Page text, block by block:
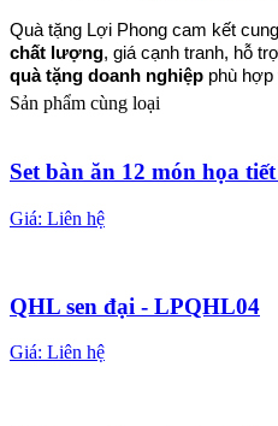
Quà tặng Lợi Phong cam kết
chất lượng
quà tặng doanh nghiệp phù
Sản phẩm cùng loại
Set bàn ăn 12 món họa
Giá: Liên hệ
QHL sen đại - LPQHL04
Giá: Liên hệ